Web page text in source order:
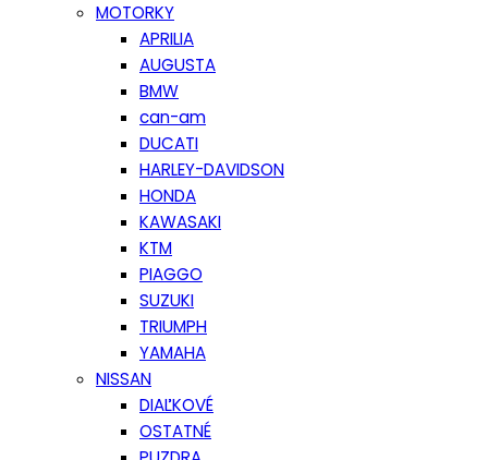
MOTORKY
APRILIA
AUGUSTA
BMW
can-am
DUCATI
HARLEY-DAVIDSON
HONDA
KAWASAKI
KTM
PIAGGO
SUZUKI
TRIUMPH
YAMAHA
NISSAN
DIAĽKOVÉ
OSTATNÉ